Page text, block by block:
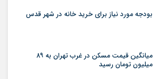
بودجه مورد نیاز برای خرید خانه در شهر قدس
میانگین قیمت مسکن در غرب تهران به ۸۹
میلیون تومان رسید